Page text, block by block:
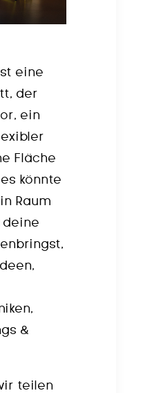
eine
der
ein
Fläche
könnte
Raum
deine
&
teilen